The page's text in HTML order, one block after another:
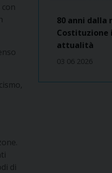
di
80 anni dalla
Costituzione
attualità
03 06 2026